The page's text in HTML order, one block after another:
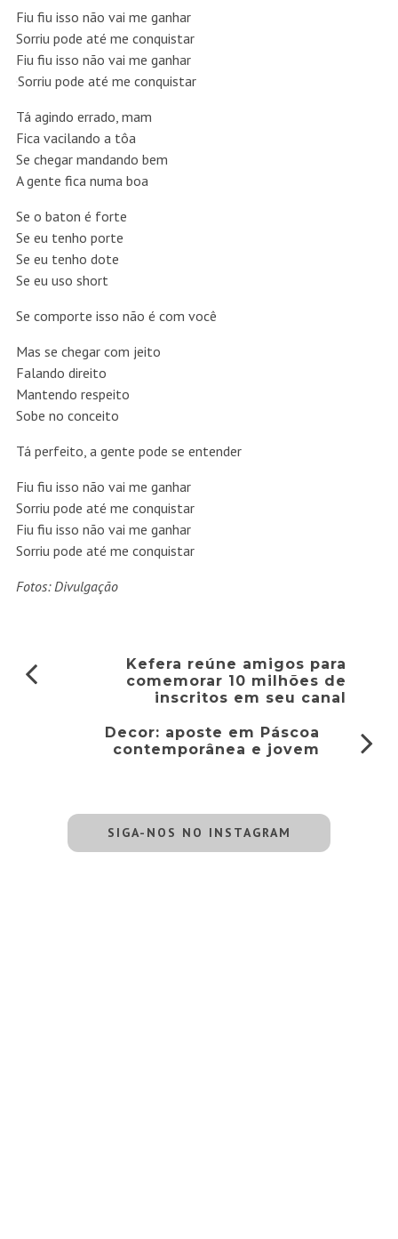
Fiu fiu isso não vai me ganhar
Sorriu pode até me conquistar
Fiu fiu isso não vai me ganhar
Sorriu pode até me conquistar
Tá agindo errado, mam
Fica vacilando a tôa
Se chegar mandando bem
A gente fica numa boa
Se o baton é forte
Se eu tenho porte
Se eu tenho dote
Se eu uso short
Se comporte isso não é com você
Mas se chegar com jeito
Falando direito
Mantendo respeito
Sobe no conceito
Tá perfeito, a gente pode se entender
Fiu fiu isso não vai me ganhar
Sorriu pode até me conquistar
Fiu fiu isso não vai me ganhar
Sorriu pode até me conquistar
Fotos: Divulgação
Kefera reúne amigos para
comemorar 10 milhões de
inscritos em seu canal
Decor: aposte em Páscoa
contemporânea e jovem
SIGA-NOS NO INSTAGRAM